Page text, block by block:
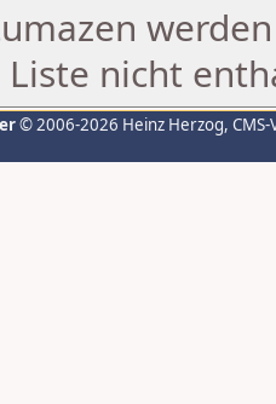
nicht
© 2006-2026 Heinz Herzog,